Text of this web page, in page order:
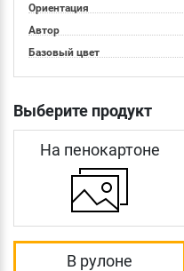
Ориентация
Автор
Базовый цвет
Выберите продукт
На пенокартоне
В рулоне